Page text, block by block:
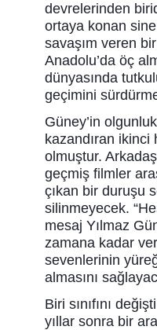
devrelerinden
ortaya konan
savaşım veren
Anadolu’da öç
dünyasında
geçimini
Güney’in
kazandıran ikinci
olmuştur.
geçmiş filmler
çıkan bir duruşu
silinmeyecek.
mesaj Yılmaz
zamana kadar
sevenlerinin
almasını
Biri sınıfını
yıllar sonra bir